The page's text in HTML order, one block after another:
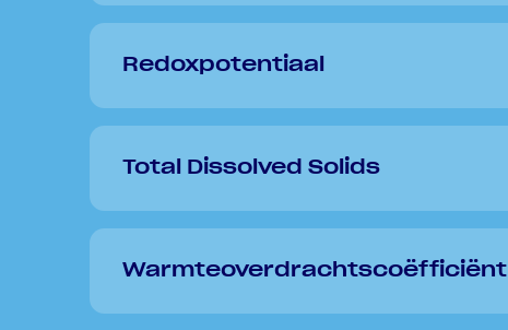
Redoxpotentiaal
Total Dissolved Solids
Warmteoverdrachtscoëfficiënt